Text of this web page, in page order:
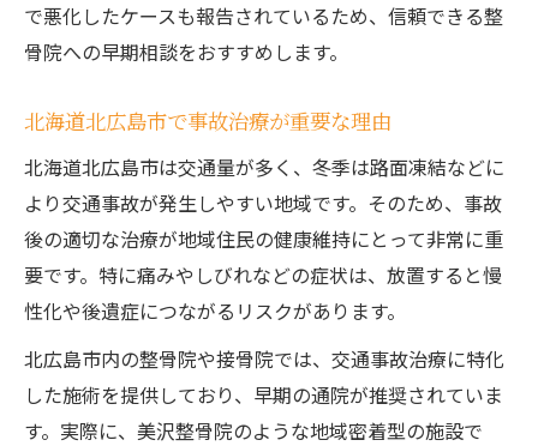
北海道北広島市で受けられる事故治療の流
れ
事故治療なら専門家のサポートが安心
事故治療を専門家に任せる安心のポイント
専門院で受ける事故治療のサポート内容
事故治療と専門的マッサージの違いを解説
事故治療の相談窓口を活用するメリット
通院しやすい事故治療の選び方を解説
事故治療の通院を続けやすい施設の条件
で悪化したケースも報告されているため、信頼できる整
骨院への早期相談をおすすめします。
北海道北広島市で事故治療が重要な理由
北海道北広島市は交通量が多く、冬季は路面凍結などに
より交通事故が発生しやすい地域です。そのため、事故
後の適切な治療が地域住民の健康維持にとって非常に重
要です。特に痛みやしびれなどの症状は、放置すると慢
性化や後遺症につながるリスクがあります。
北広島市内の整骨院や接骨院では、交通事故治療に特化
した施術を提供しており、早期の通院が推奨されていま
す。実際に、美沢整骨院のような地域密着型の施設で